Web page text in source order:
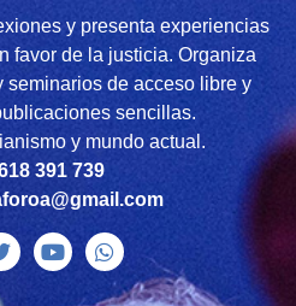
y presenta experiencias
favor de la justicia. Organiza
seminarios de acceso libre y
sencillas.
y mundo actual.
391 739